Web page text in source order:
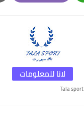
Email
لانا للمعلومات